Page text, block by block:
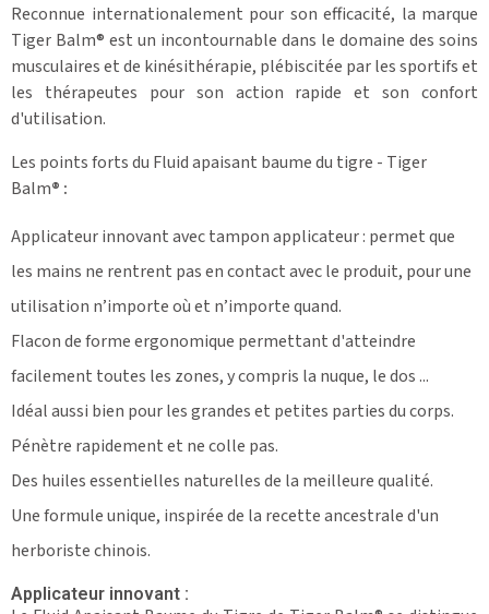
Reconnue internationalement pour son efficacité, la marque
Tiger Balm® est un incontournable dans le domaine des soins
musculaires et de kinésithérapie, plébiscitée par les sportifs et
les thérapeutes pour son action rapide et son confort
d'utilisation.
Les points forts du Fluid apaisant baume du tigre - Tiger
Balm® :
Applicateur innovant avec tampon applicateur : permet que
les mains ne rentrent pas en contact avec le produit, pour une
utilisation n’importe où et n’importe quand.
Flacon de forme ergonomique permettant d'atteindre
facilement toutes les zones, y compris la nuque, le dos ...
Idéal aussi bien pour les grandes et petites parties du corps.
Pénètre rapidement et ne colle pas.
Des huiles essentielles naturelles de la meilleure qualité.
Une formule unique, inspirée de la recette ancestrale d'un
herboriste chinois.
Applicateur innovant :